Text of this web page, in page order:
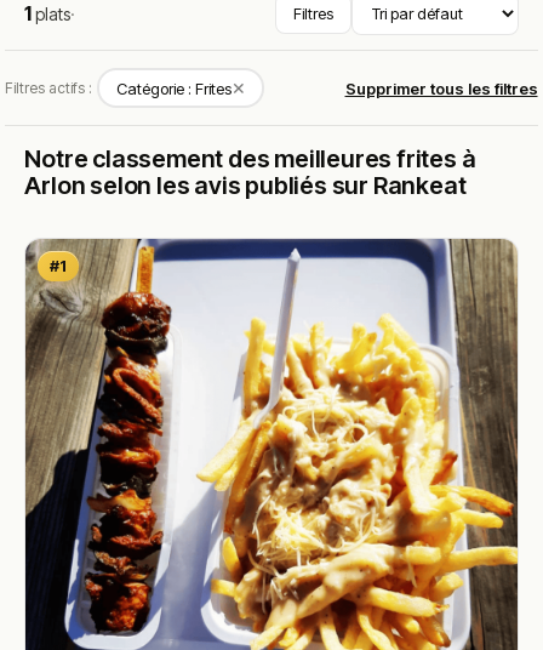
1plats· Filtres
Filtres actifs : Catégorie : Frites✕ Supprimer tous les filtres
Notre classement des meilleures frites à
Arlon selon les avis publiés sur Rankeat
#1